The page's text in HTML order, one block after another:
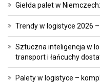
Giełda palet w
Trendy w logistyce 2026
Sztuczna inteligencja w
transport i łańcuchy
Palety w logistyce –